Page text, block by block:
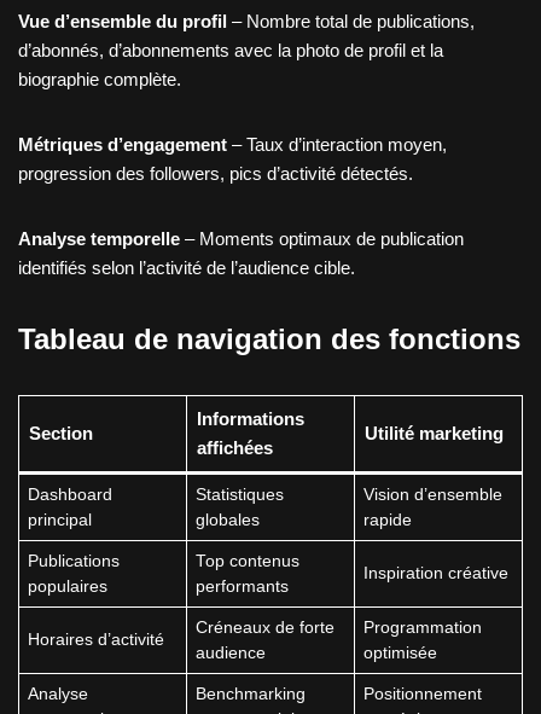
Vue d’ensemble du profil – Nombre total de publications,
d’abonnés, d’abonnements avec la photo de profil et la
biographie complète.
Métriques d’engagement – Taux d’interaction moyen,
progression des followers, pics d’activité détectés.
Analyse temporelle – Moments optimaux de publication
identifiés selon l’activité de l’audience cible.
Tableau de navigation des fonctions
Section
Informations
affichées
Utilité marketing
Dashboard
principal
Statistiques
globales
Vision d’ensemble
rapide
Publications
populaires
Top contenus
performants
Inspiration créative
Horaires d’activité
Créneaux de forte
audience
Programmation
optimisée
Analyse
Benchmarking
Positionnement